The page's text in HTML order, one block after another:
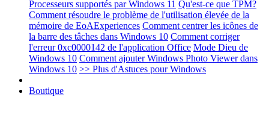
Processeurs supportés par Windows 11 Qu'est-ce que TPM?
Comment résoudre le problème de l'utilisation élevée de la
mémoire de EoAExperiences Comment centrer les icônes de
la barre des tâches dans Windows 10 Comment corriger
l'erreur 0xc0000142 de l'application Office Mode Dieu de
Windows 10 Comment ajouter Windows Photo Viewer dans
Windows 10 >> Plus d'Astuces pour Windows
Boutique